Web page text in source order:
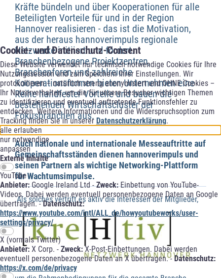
Cookie- und Datenschutz-Consent
Diese Website verwendet nur technisch notwendige Cookies für Ihre
Nutzungssession und zum Speichern Ihrer Einstellungen. Wir
protokollieren – natürlich streng anonymisiert und OHNE Cookies –
Ihr Nutzerverhalten, um die für unsere Besucher wichtigen Themen
zu identifizieren und eventuell auftretende Funktionsfehler zu
entdecken. Weitere Informationen und die Widerspruchsoption zum
Tracking finden Sie in unserer Datenschutzerklärung.
alle erlauben
nur notwendige
anpassen
Externe Inhalte
YouTube
Anbieter:Google Ireland Ltd -Zweck:Einbettung von YouTube-
Videos. Dabei werden eventuell personenbezogene Daten an Google
übertragen. -Datenschutz:
https://www.youtube.com/intl/ALL_de/howyoutubeworks/user-
settings/privacy/
X (vormals Twitter)
Anbieter: X Corp. - Zweck:X-Post-Einbettungen. Dabei werden
eventuell personenbezogene Daten an X übertragen. -Datenschutz:
https://x.com/de/privacy
Kräfte bündeln und über Kooperationen für alle
Beteiligten Vorteile für und in der Region
Hannover realisieren - das ist die Motivation,
aus der heraus hannoverimpuls regionale
Netzwerke initiiert und fördert.
Branchenbezogene Projektzentren,
Branchenforen und zahlreiche
Kooperationsformen bieten Unternehmen eine
Reihe handfester Vorteile und bauen die
bestehenden Wirtschaftscluster der
Fokusbranchen aus.
Auch nationale und internationale Messeauftritte auf
Gemeinschaftsständen dienen hannoverimpuls und
seinen Partnern als wichtige Networking-Plattform
für Wachtumsimpulse.
Als solches vertritt es aktiv die Interessen der Mitglieder,